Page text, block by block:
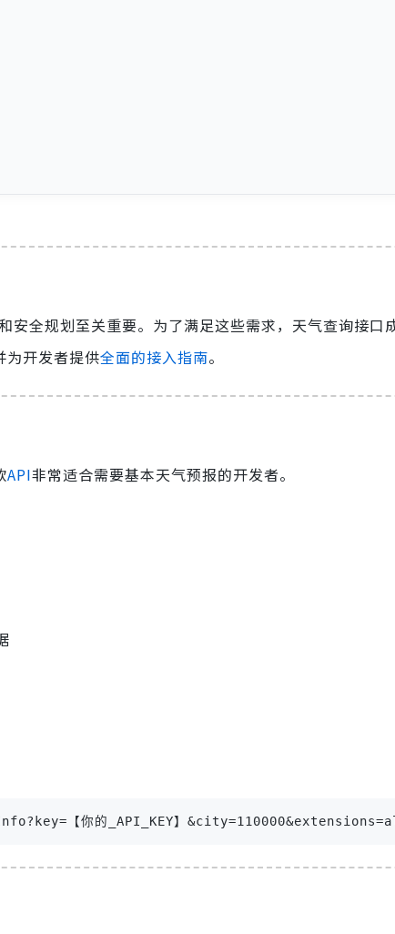
安全规划至关重要。为了满足这些需求，天气查询接口
为开发者提供全面的接入指南。
API非常适合需要基本天气预报的开发者。
【你的_API_KEY】